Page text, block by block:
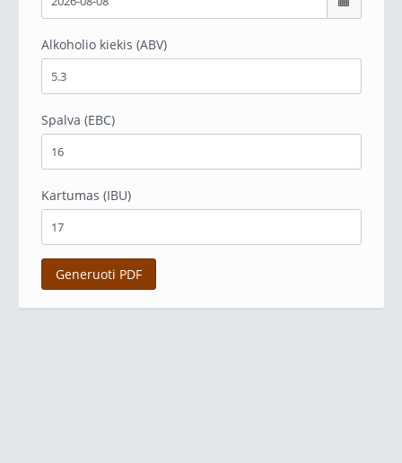
Alkoholio kiekis (ABV)
Spalva (EBC)
Kartumas (IBU)
Generuoti PDF